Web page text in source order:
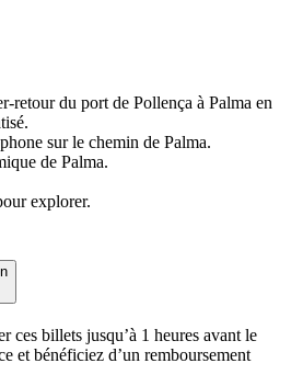
retour du port de Pollença à Palma en
sur le chemin de Palma.
de Palma.
explorer.
ces billets jusqu’à 1 heures avant le
et bénéficiez d’un remboursement